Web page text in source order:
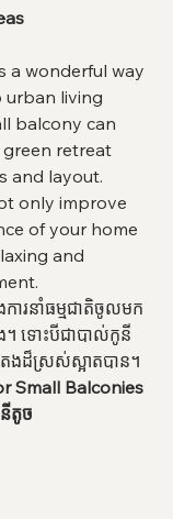
a wonderful way
living
balcony can
retreat
and layout.
only improve
of your home
and
ារនាំធម្មជាតិចូលមក
ង។ ទោះបីជាបាល់កូនី
ងដ៏ស្រស់ស្អាតបាន។
Small Balconies
តូច